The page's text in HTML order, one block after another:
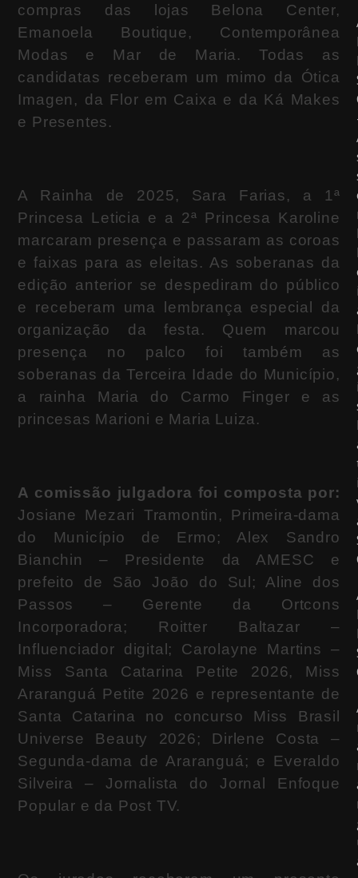
compras das lojas Belona Center,
Emanoela Boutique, Contemporânea
Modas e Mar de Maria. Todas as
candidatas receberam um mimo da Ótica
Imagen, da Flor em Caixa e da Ká Makes
e Presentes.
A Rainha de 2025, Sara Farias, a 1ª
Princesa Leticia e a 2ª Princesa Karoline
marcaram presença e passaram as coroas
e faixas para as eleitas. As soberanas da
edição anterior se despediram do público
e receberam uma lembrança especial da
organização da festa. Quem marcou
presença no palco foi também as
soberanas da Terceira Idade do Município,
a rainha Maria do Carmo Finger e as
princesas Marioni e Maria Luiza.
A comissão julgadora foi composta por:
Josiane Mezari Tramontin, Primeira-dama
do Município de Ermo; Alex Sandro
Bianchin – Presidente da AMESC e
prefeito de São João do Sul; Aline dos
Passos – Gerente da Ortcons
Incorporadora; Roitter Baltazar –
Influenciador digital; Carolayne Martins –
Miss Santa Catarina Petite 2026, Miss
Araranguá Petite 2026 e representante de
Santa Catarina no concurso Miss Brasil
Universe Beauty 2026; Dirlene Costa –
Segunda-dama de Araranguá; e Everaldo
Silveira – Jornalista do Jornal Enfoque
Popular e da Post TV.